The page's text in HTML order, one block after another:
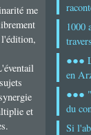
me
l'édition,
et
1000
●●●
en
●●●
du
Si